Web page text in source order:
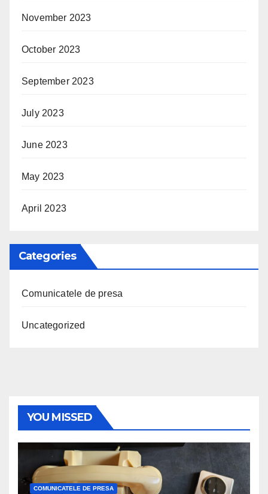
November 2023
October 2023
September 2023
July 2023
June 2023
May 2023
April 2023
Categories
Comunicatele de presa
Uncategorized
YOU MISSED
COMUNICATELE DE PRESA